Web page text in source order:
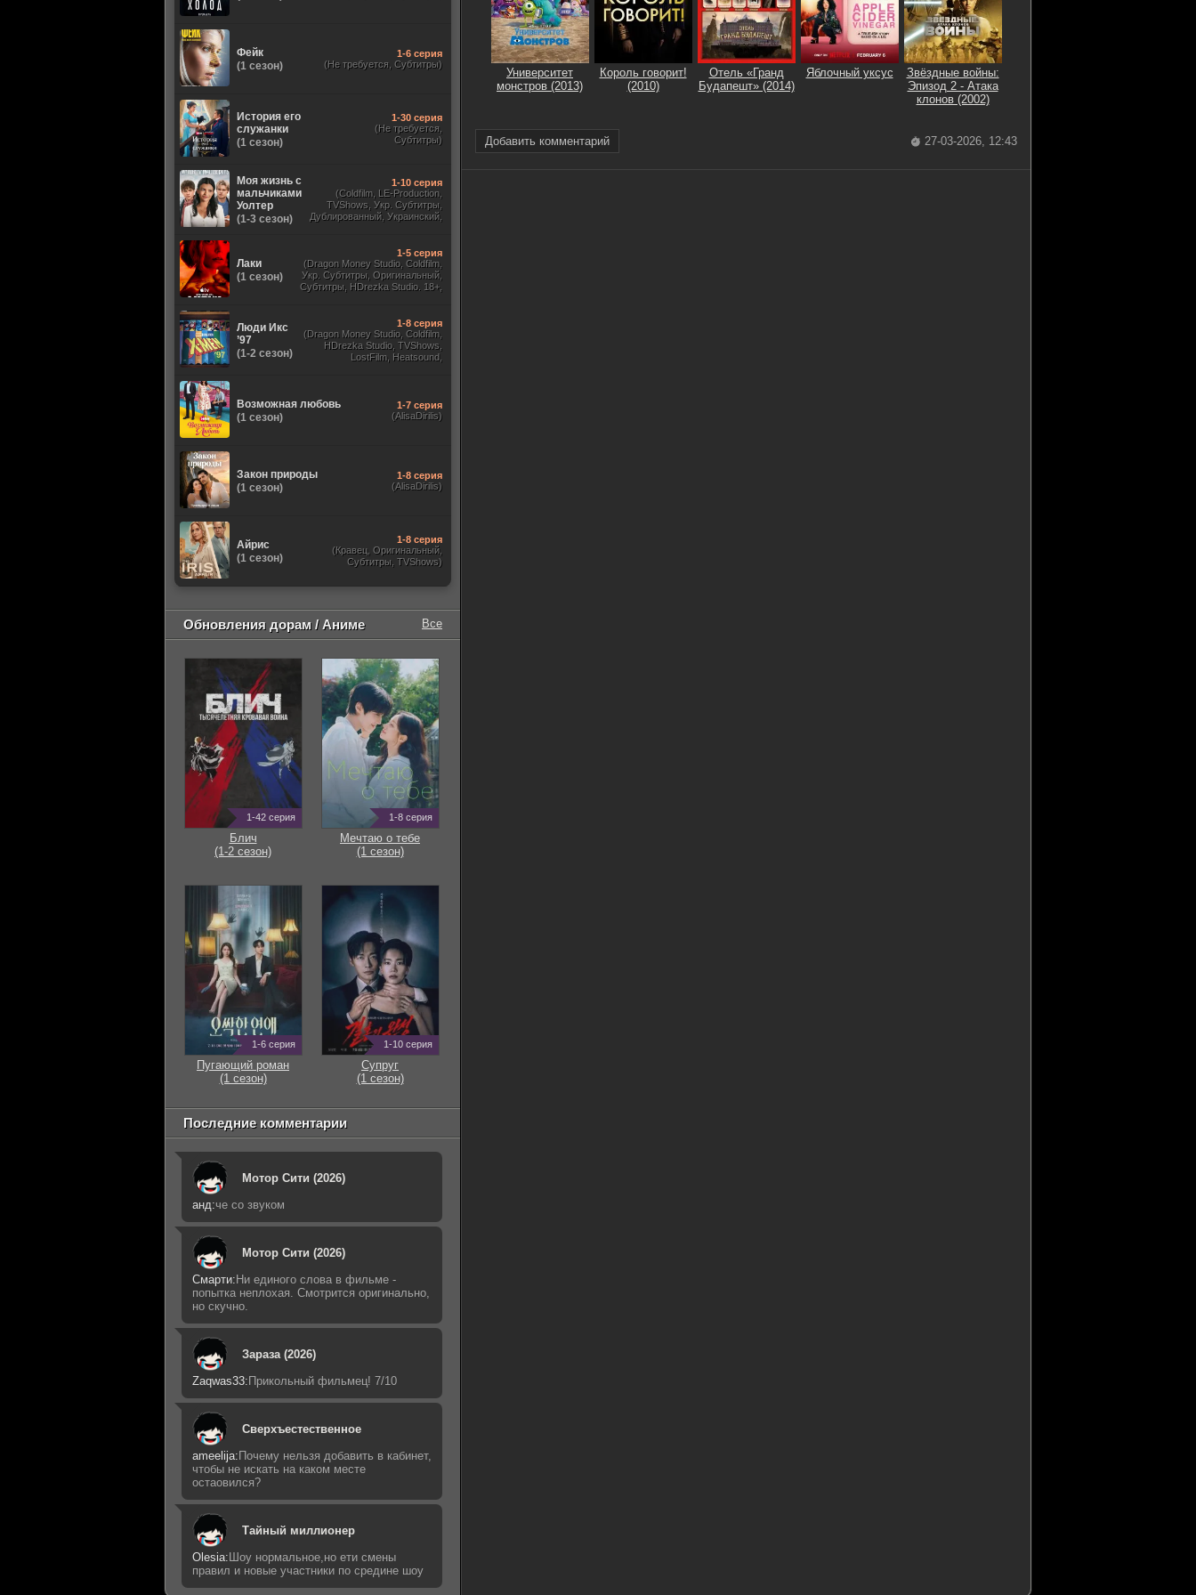
Университет
монстров (2013)
Король говорит!
(2010)
Отель «Гранд
Будапешт» (2014)
Яблочный уксус
Звёздные войны:
Эпизод 2 - Атака
клонов (2002)
Добавить комментарий 27-03-2026, 12:43
Фейк
(1 сезон)
1-6 серия
(Не требуется, Субтитры)
История его
служанки
(1 сезон)
1-30 серия
(Не требуется,
Субтитры)
Моя жизнь с
мальчиками
Уолтер
(1-3 сезон)
1-10 серия
(Coldfilm, LE-Production,
TVShows, Укр. Субтитры,
Дублированный, Украинский,
Лаки
(1 сезон)
1-5 серия
(Dragon Money Studio, Coldfilm,
Укр. Субтитры, Оригинальный,
Субтитры, HDrezka Studio. 18+,
Люди Икс
’97
(1-2 сезон)
1-8 серия
(Dragon Money Studio, Coldfilm,
HDrezka Studio, TVShows,
LostFilm, Heatsound,
Возможная любовь
(1 сезон)
1-7 серия
(AlisaDirilis)
Закон природы
(1 сезон)
1-8 серия
(AlisaDirilis)
Айрис
(1 сезон)
1-8 серия
(Кравец, Оригинальный,
Субтитры, TVShows)
Обновления дорам / Аниме Все
1-42 серия
Блич
(1-2 сезон)
1-8 серия
Мечтаю о тебе
(1 сезон)
1-6 серия
Пугающий роман
(1 сезон)
1-10 серия
Супруг
(1 сезон)
Последние комментарии
Мотор Сити (2026)
анд:че со звуком
Мотор Сити (2026)
Смарти: Ни единого слова в фильме -
попытка неплохая. Смотрится оригинально,
но скучно.
Зараза (2026)
Zaqwas33: Прикольный фильмец! 7/10
Сверхъестественное
ameelija: Почему нельзя добавить в кабинет,
чтобы не искать на каком месте
остаовился?
Тайный миллионер
Olesia: Шоу нормальное,но ети смены
правил и новые участники по средине шоу